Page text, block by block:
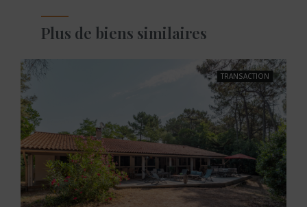
Plus de biens similaires
TRANSACTION